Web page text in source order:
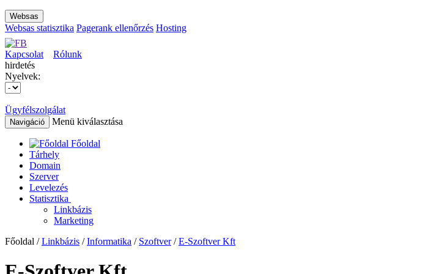
Websas
Websas statisztika Pagerank ellenőrzés Hosting
Kapcsolat
Rólunk
hirdetés
Nyelvek:
Ügyfélszolgálat
Navigáció Menü kiválasztása
Főoldal
Tárhely
Domain
Szerver
Levelezés
Statisztika
Linkbázis
Marketing
Főoldal /Linkbázis /Informatika / Szoftver/E-Szoftver Kft